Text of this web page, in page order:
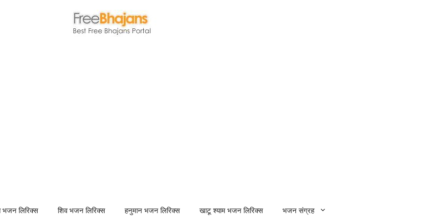
भजन लिरिक्स शिव भजन लिरिक्स हनुमान भजन लिरिक्स खाटू श्याम भजन लिरिक्स भजन संग्रह